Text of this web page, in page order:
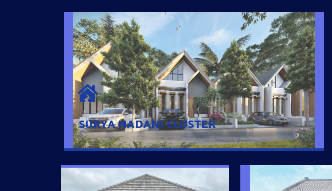
SURYA MADANI CLUSTER
SURYA MADANI CLUSTER
Desain Modern Minimalis dengan Konsep Rumah Pintar
Sehingga Memudahkan Penghuni mengakses rumahnya dengan
Ponsel